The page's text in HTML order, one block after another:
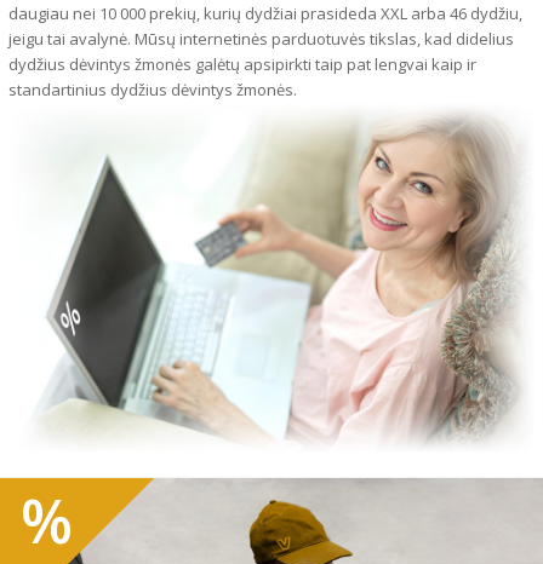
daugiau nei 10 000 prekių, kurių dydžiai prasideda XXL arba 46 dydžiu,
jeigu tai avalynė. Mūsų internetinės parduotuvės tikslas, kad didelius
dydžius dėvintys žmonės galėtų apsipirkti taip pat lengvai kaip ir
standartinius dydžius dėvintys žmonės.
%